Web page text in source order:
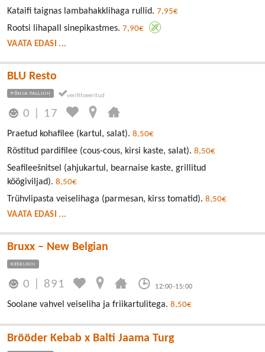
Kataifi taignas lambahakklihaga rullid. 7,95€
Rootsi lihapall sinepikastmes. 7,90€
VAATA EDASI ...
BLU Resto
PÕHJA-TALLINN
0 17
Praetud kohafilee (kartul, salat). 8,50€
Röstitud pardifilee (cous-cous, kirsi kaste, salat). 8,50€
Seafileešnitsel (ahjukartul, bearnaise kaste, grillitud
köögiviljad). 8,50€
Trühvlipasta veiselihaga (parmesan, kirss tomatid). 8,50€
VAATA EDASI ...
Bruxx – New Belgian
KESKLINN
0 891 12:00-15:00
Soolane vahvel veiseliha ja friikartulitega. 8,50€
Brööder Kebab x Balti Jaama Turg